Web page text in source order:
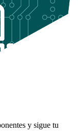
y sigue tu